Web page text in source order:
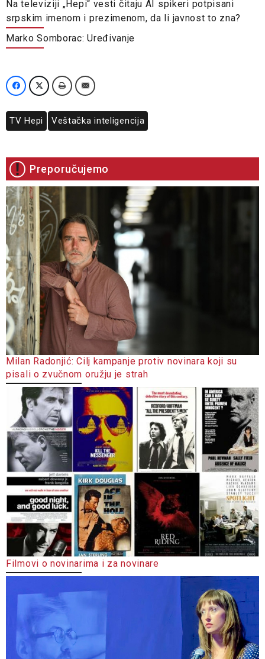
Na televiziji „Hepi“ vesti čitaju AI spikeri potpisani
srpskim imenom i prezimenom, da li javnost to zna?
Marko Somborac: Uređivanje
TV Hepi Veštačka inteligencija
Preporučujemo
Milan Radonjić: Cilj kampanje protiv novinara koji su
pisali o zvučnom oružju je strah
Filmovi o novinarima i za novinare